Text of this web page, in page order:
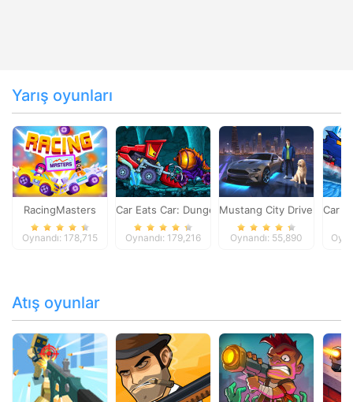
Yarış oyunları
RacingMasters
Oynandı: 178,715
Car Eats Car: Dungeon Adventure
Oynandı: 179,216
Mustang City Driver
Oynandı: 55,890
Car
Atış oyunlar